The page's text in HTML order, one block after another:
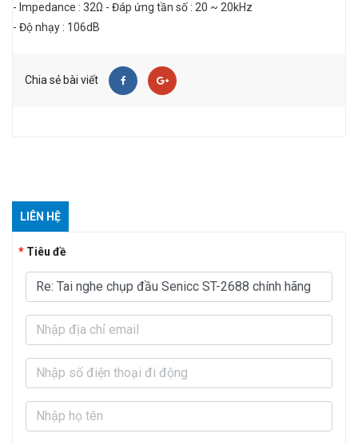
- lmpedance : 32Ω - Đáp ứng tần số : 20 ~ 20kHz
- Độ nhạy : 106dB
Chia sẻ bài viết
LIÊN HỆ
Tiêu đề